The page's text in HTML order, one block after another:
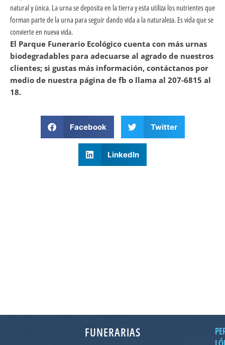
natural y única. La urna se deposita en la tierra y esta utiliza los nutrientes que
forman parte de la urna para seguir dando vida a la naturaleza. Es vida que se
convierte en nueva vida.
El Parque Funerario Ecológico cuenta con más urnas
biodegradables para adecuarse al agrado de nuestros
clientes; si gustas más información, contáctanos por
medio de nuestra página de fb o llama al 207-6815 al
18.
Facebook Twitter
LinkedIn
FUNERARIAS